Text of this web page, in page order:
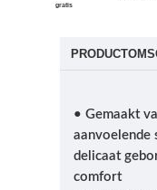
gratis
• Gemaakt
aanvoelende
delicaat
comfort